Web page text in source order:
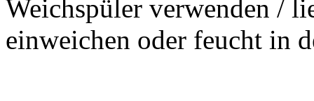
Weichspüler verwenden /
einweichen oder feucht in